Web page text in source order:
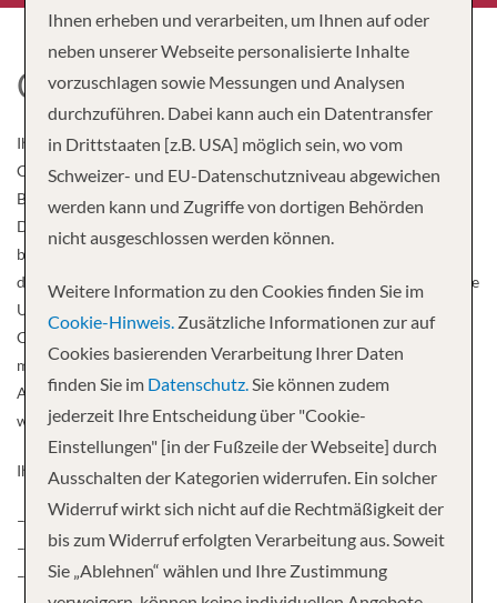
CARNIVAL CRUISE LINE
Ihre Vorteile
Carnival Cruise Line vermittelt den “American Way of Life” in allen
Bereichen.
Die farbenfrohen und fröhlich eingerichteten Schiffe passen
bestens in
die Karibik, genauso wie die lockere Atmosphäre und das vielseitige
Unterhaltungsprogramm.
Carnival Cruise Line besitzt die grösste Flotte weltweit
mit 27 Schiffen und bietet in der Karibik 14 Abfahrtshäfen an mit
Abreisen
während dem ganzen Jahr.
Ihre Vorteile:
– Karibikspezialist
– Vielseitiges Unterhaltungs- und Bordprogramm
– Geräumige Kabinen
Ihnen erheben und verarbeiten, um Ihnen auf oder
neben unserer Webseite personalisierte Inhalte
vorzuschlagen sowie Messungen und Analysen
durchzuführen. Dabei kann auch ein Datentransfer
in Drittstaaten [z.B. USA] möglich sein, wo vom
Schweizer- und EU-Datenschutzniveau abgewichen
werden kann und Zugriffe von dortigen Behörden
nicht ausgeschlossen werden können.
Weitere Information zu den Cookies finden Sie im
Cookie-Hinweis. Zusätzliche Informationen zur auf
Cookies basierenden Verarbeitung Ihrer Daten
finden Sie im Datenschutz.Sie können zudem
jederzeit Ihre Entscheidung über "Cookie-
Einstellungen" [in der Fußzeile der Webseite] durch
Ausschalten der Kategorien widerrufen. Ein solcher
Widerruf wirkt sich nicht auf die Rechtmäßigkeit der
bis zum Widerruf erfolgten Verarbeitung aus. Soweit
Sie „Ablehnen“ wählen und Ihre Zustimmung